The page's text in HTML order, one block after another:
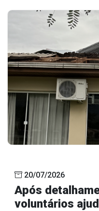
20/07/2026
Após
voluntários